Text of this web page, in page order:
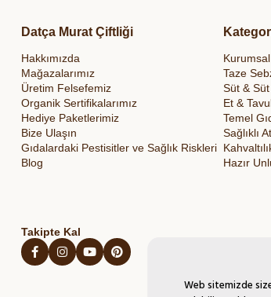
Web sitemizde
Datça Murat Çiftliği
Hakkımızda
Mağazalarımız
Üretim Felsefemiz
Organik Sertifikalarımız
Hediye Paketlerimiz
Bize Ulaşın
Gıdalardaki Pestisitler ve Sağlık Riskleri
Blog
Taze
Süt &
Et &
Temel
Sağlıklı
Hazır
Takipte Kal